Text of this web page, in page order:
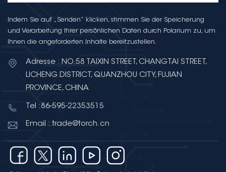
Indem Sie auf „Senden“ klicken, stimmen Sie der Speicherung
und Verarbeitung Ihrer persönlichen Daten durch Polarium zu, um
Ihnen die angeforderten Inhalte bereitzustellen.
Adresse : NO.58 TAIXIN STREET, CHANGTAI STREET,
LICHENG DISTRICT, QUANZHOU CITY, FUJIAN
PROVINCE, CHINA
Tel :86-595-22353515
Email : trade@torch.cn